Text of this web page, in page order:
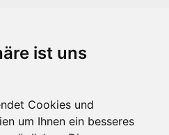
ist uns
Cookies und
um Ihnen ein besseres
- Österreich